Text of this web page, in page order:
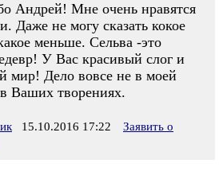
Андрей! Мне очень нравятся
Даже не могу сказать кокое
меньше. Сельва -это
У Вас красивый слог и
мир! Дело вовсе не в моей
Ваших творениях.
15.10.2016 17:22
Заявить о